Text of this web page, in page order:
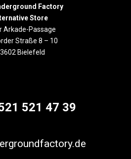
Factory
Store
Arkade-Passage
Straße 8 – 10
Bielefeld
521 47 39